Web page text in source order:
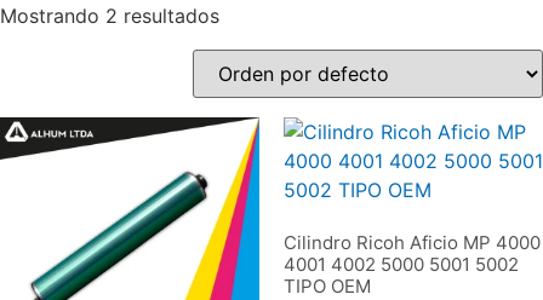
Mostrando 2 resultados
Cilindro Ricoh Aficio MP 4000
4001 4002 5000 5001 5002
TIPO OEM